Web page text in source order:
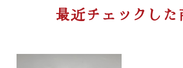
最近チェックした